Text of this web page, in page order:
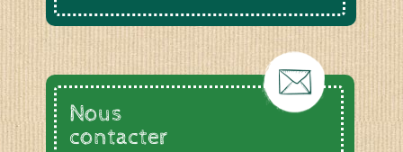
Nous
contacter